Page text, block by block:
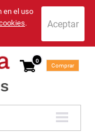
en el uso
.
0
Comprar